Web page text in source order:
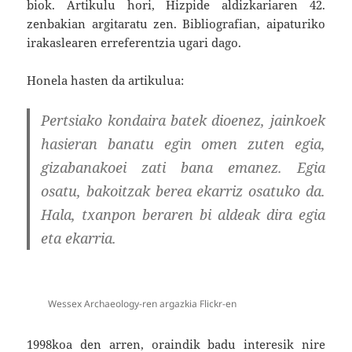
biok. Artikulu hori, Hizpide aldizkariaren 42.
zenbakian argitaratu zen. Bibliografian, aipaturiko
irakaslearen erreferentzia ugari dago.
Honela hasten da artikulua:
Pertsiako kondaira batek dioenez, jainkoek
hasieran banatu egin omen zuten egia,
gizabanakoei zati bana emanez. Egia
osatu, bakoitzak berea ekarriz osatuko da.
Hala, txanpon beraren bi aldeak dira egia
eta ekarria.
Wessex Archaeology-ren argazkia Flickr-en
1998koa den arren, oraindik badu interesik nire